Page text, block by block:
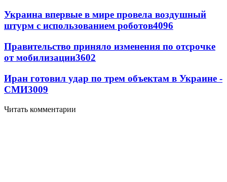
Украина впервые в мире провела воздушный
штурм с использованием роботов4096
Правительство приняло изменения по отсрочке
от мобилизации3602
Иран готовил удар по трем объектам в Украине -
СМИ3009
Читать комментарии